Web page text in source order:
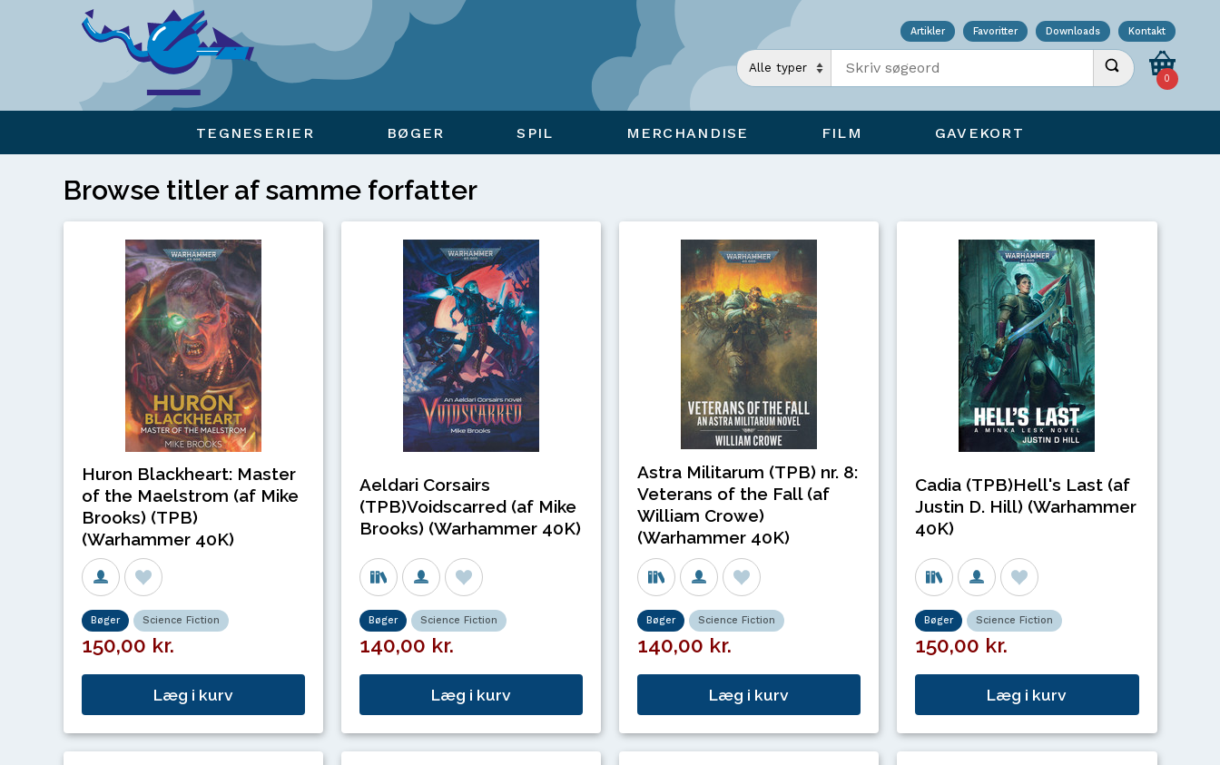
Artikler Favoritter Downloads Kontakt
Indtast søgeord Udfør søgning
0
TEGNESERIER BØGER SPIL MERCHANDISE FILM GAVEKORT
Browse titler af samme forfatter
Huron Blackheart: Master
of the Maelstrom (af Mike
Brooks) (TPB)
(Warhammer 40K)
Bøger Science Fiction
150,00 kr.
Læg i kurv
Aeldari Corsairs
(TPB)Voidscarred (af Mike
Brooks) (Warhammer 40K)
Bøger Science Fiction
140,00 kr.
Læg i kurv
Astra Militarum (TPB) nr. 8:
Veterans of the Fall (af
William Crowe)
(Warhammer 40K)
Bøger Science Fiction
140,00 kr.
Læg i kurv
Cadia (TPB)Hell's Last (af
Justin D. Hill) (Warhammer
40K)
Bøger Science Fiction
150,00 kr.
Læg i kurv
Viser overlay for indkøbskurv